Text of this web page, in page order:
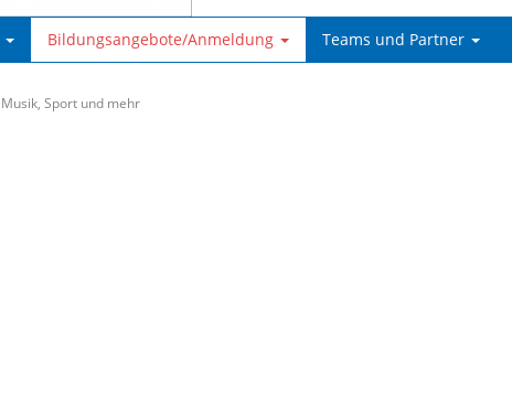
Bildungsangebote/Anmeldung Teams und Partner
Musik, Sport und mehr